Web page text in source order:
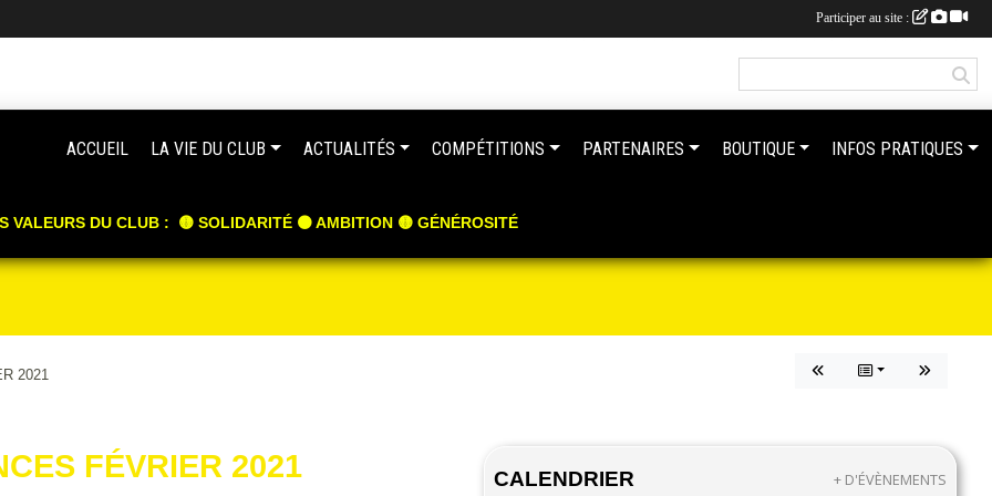
VALEURS DU CLUB : 🟡 SOLIDARITÉ ⚫️ AMBITION 🟡 GÉNÉROSITÉ
2021
FÉVRIER 2021 CALENDRIER + D'ÉVÈNEMENTS
ACCUEIL LA VIE DU CLUB ACTUALITÉS COMPÉTITIONS PARTENAIRES BOUTIQUE INFOS PRATIQUES
Participer au site :